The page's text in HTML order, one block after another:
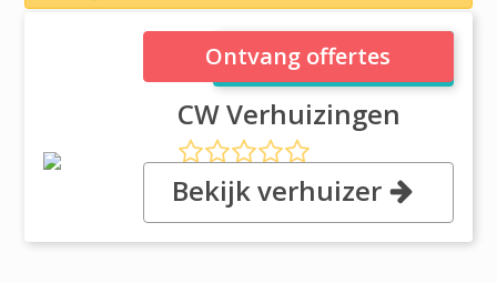
CW Verhuizingen
CW Verhuizingen
Leekbusweg 2 b, 5741 SV Beek
en Donk
Ontvang offertes
Bekijk verhuizer